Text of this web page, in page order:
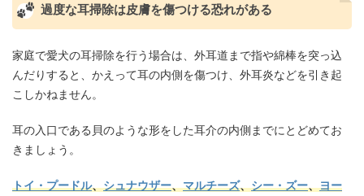
過度な耳掃除は皮膚を傷つける恐れがある
家庭で愛犬の耳掃除を行う場合は、外耳道まで指や綿棒を突っ込
んだりすると、かえって耳の内側を傷つけ、外耳炎などを引き起
こしかねません。
耳の入口である貝のような形をした耳介の内側までにとどめてお
きましょう。
トイ・プードル、シュナウザー、マルチーズ、シー・ズー、ヨー